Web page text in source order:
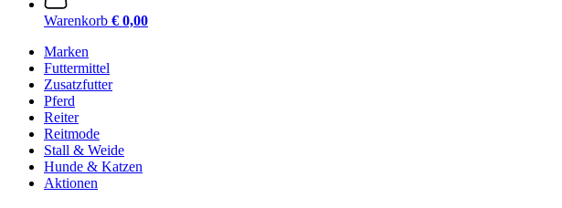
Warenkorb € 0,00
Marken
Futtermittel
Zusatzfutter
Pferd
Reiter
Reitmode
Stall & Weide
Hunde & Katzen
Aktionen